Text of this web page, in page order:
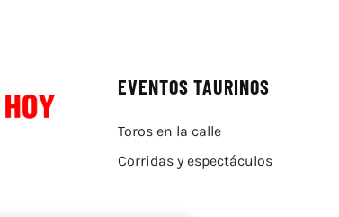
EVENTOS TAURINOS
Toros en la calle
Corridas y espectáculos